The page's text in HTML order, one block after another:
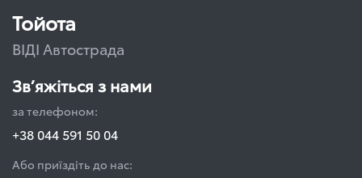
Тойота
ВІДІ Автострада
Зв’яжіться з нами
за телефоном:
+38 044 591 50 04
Або приїздіть до нас: